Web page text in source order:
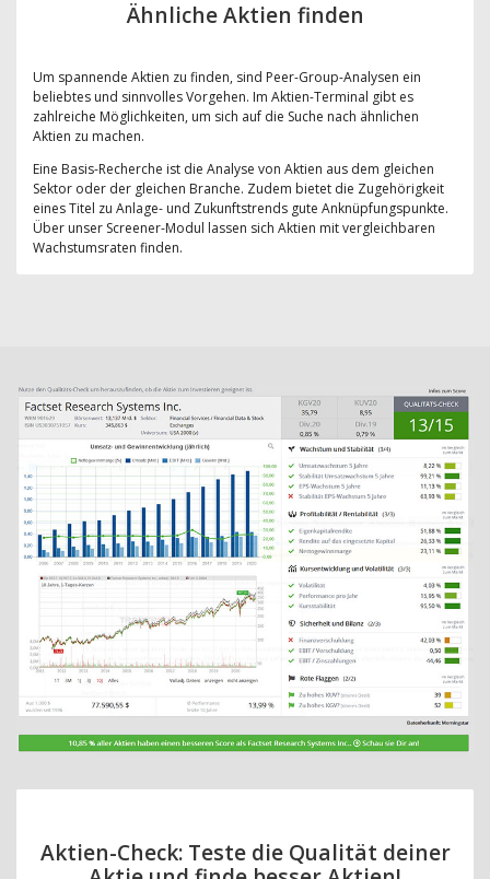
Ähnliche Aktien finden
Um spannende Aktien zu finden, sind Peer-Group-Analysen ein
beliebtes und sinnvolles Vorgehen. Im Aktien-Terminal gibt es
zahlreiche Möglichkeiten, um sich auf die Suche nach ähnlichen
Aktien zu machen.
Eine Basis-Recherche ist die Analyse von Aktien aus dem gleichen
Sektor oder der gleichen Branche. Zudem bietet die Zugehörigkeit
eines Titel zu Anlage- und Zukunftstrends gute Anknüpfungspunkte.
Über unser Screener-Modul lassen sich Aktien mit vergleichbaren
Wachstumsraten finden.
Aktien-Check: Teste die Qualität deiner